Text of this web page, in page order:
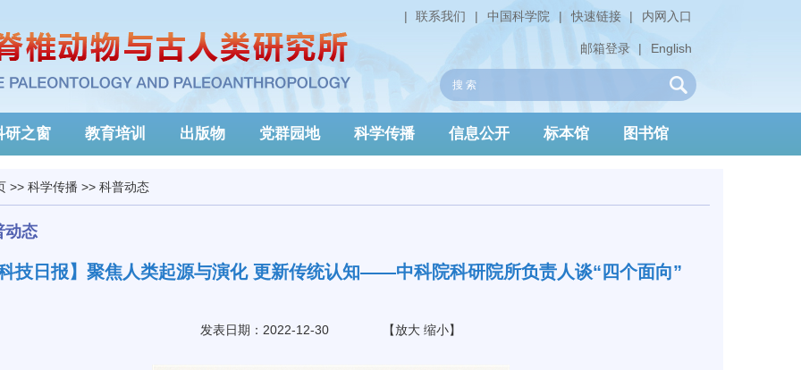
内网入口
|
快速链接
|
中国科学院
|
联系我们
|
English
|
邮箱登录
研之窗 教育培训 出版物 党群园地 科学传播 信息公开 标本馆 图书馆
>> 科学传播 >> 科普动态
动态
技日报】聚焦人类起源与演化 更新传统认知——中科院科研院所负责人谈“四个面向”
发表日期：2022-12-30 【放大 缩小】